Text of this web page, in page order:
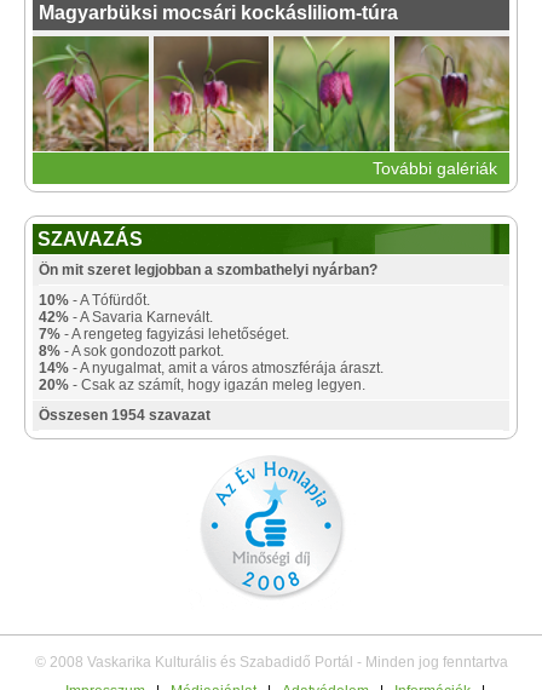
Magyarbüksi mocsári kockásliliom-túra
További galériák
SZAVAZÁS
Ön mit szeret legjobban a szombathelyi nyárban?
10% - A Tófürdőt.
42% - A Savaria Karnevált.
7% - A rengeteg fagyizási lehetőséget.
8% - A sok gondozott parkot.
14% - A nyugalmat, amit a város atmoszférája áraszt.
20% - Csak az számít, hogy igazán meleg legyen.
Összesen 1954 szavazat
© 2008 Vaskarika Kulturális és Szabadidő Portál - Minden jog fenntartva